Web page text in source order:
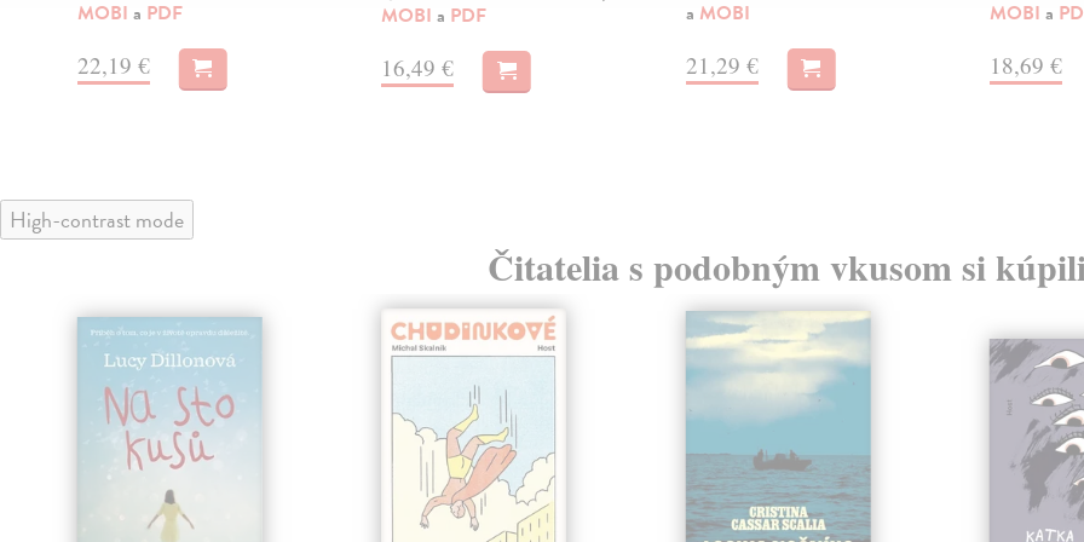
MOBI a PDF
22,19 €
MOBI a PDF
16,49 €
a MOBI
21,29 €
MOBI a
18,69 €
High-contrast mode
Čitatelia s podobným vkusom si